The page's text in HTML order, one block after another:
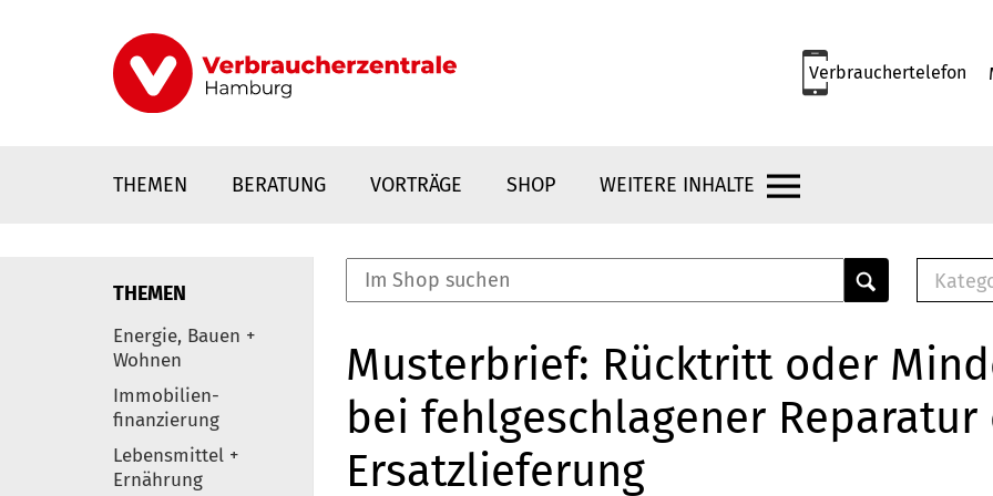
Verbrauchertelefon
THEMEN BERATUNG VORTRÄGE SHOP WEITERE INHALTE
Elemente
THEMEN
Energie, Bauen +
Wohnen
Immobilien-
finanzierung
Lebensmittel +
Ernährung
E-
Musterbrief: Rücktritt oder
bei fehlgeschlagener Reparatur
Ersatzlieferung